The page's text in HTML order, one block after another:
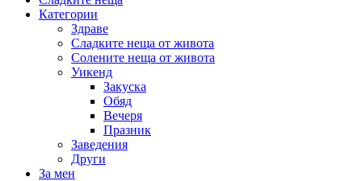
Категории
Здраве
Сладките неща от живота
Солените неща от живота
Уикенд
Закуска
Обяд
Вечеря
Празник
Заведения
Други
За мен